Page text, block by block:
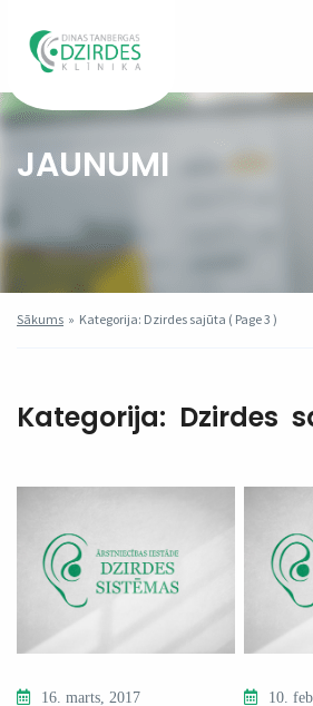
JAUNUMI
Sākums » Kategorija: Dzirdes sajūta ( Page 3 )
Kategorija: Dzirdes
16. marts, 2017 10.